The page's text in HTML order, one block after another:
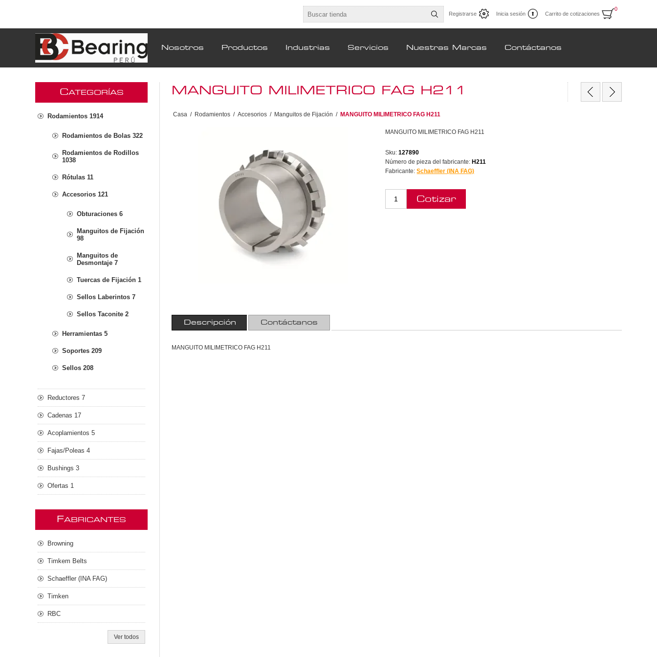
Registrarse Inicia sesión Carrito de cotizaciones
0
Nosotros Productos Industrias Servicios Nuestras Marcas Contáctanos
MANGUITO MILIMETRICO FAG H211
Casa / Rodamientos / Accesorios / Manguitos de Fijación / MANGUITO MILIMETRICO FAG H211
MANGUITO MILIMETRICO FAG H211
Sku: 127890
Número de pieza del fabricante: H211
Fabricante: Schaeffler (INA FAG)
Descripción Contáctanos
MANGUITO MILIMETRICO FAG H211
CATEGORÍAS
Rodamientos 1914
Rodamientos de Bolas 322
Rodamientos de Rodillos
1038
Rótulas 11
Accesorios 121
Obturaciones 6
Manguitos de Fijación
98
Manguitos de
Desmontaje 7
Tuercas de Fijación 1
Sellos Laberintos 7
Sellos Taconite 2
Herramientas 5
Soportes 209
Sellos 208
Reductores 7
Cadenas 17
Acoplamientos 5
Fajas/Poleas 4
Bushings 3
Ofertas 1
FABRICANTES
Browning
Timkem Belts
Schaeffler (INA FAG)
Timken
RBC
Ver todos